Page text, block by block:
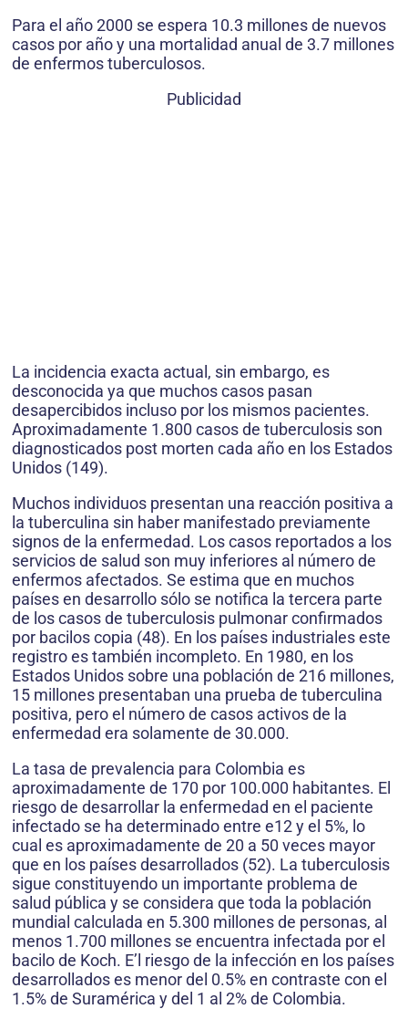
Para el año 2000 se espera 10.3 millones de nuevos
casos por año y una mortalidad anual de 3.7 millones
de enfermos tuberculosos.
Publicidad
La incidencia exacta actual, sin embargo, es
desconocida ya que muchos casos pasan
desapercibidos incluso por los mismos pacientes.
Aproximadamente 1.800 casos de tuberculosis son
diagnosticados post morten cada año en los Estados
Unidos (149).
Muchos individuos presentan una reacción positiva a
la tuberculina sin haber manifestado previamente
signos de la enfermedad. Los casos reportados a los
servicios de salud son muy inferiores al número de
enfermos afectados. Se estima que en muchos
países en desarrollo sólo se notifica la tercera parte
de los casos de tuberculosis pulmonar confirmados
por bacilos copia (48). En los países industriales este
registro es también incompleto. En 1980, en los
Estados Unidos sobre una población de 216 millones,
15 millones presentaban una prueba de tuberculina
positiva, pero el número de casos activos de la
enfermedad era solamente de 30.000.
La tasa de prevalencia para Colombia es
aproximadamente de 170 por 100.000 habitantes. El
riesgo de desarrollar la enfermedad en el paciente
infectado se ha determinado entre e12 y el 5%, lo
cual es aproximadamente de 20 a 50 veces mayor
que en los países desarrollados (52). La tuberculosis
sigue constituyendo un importante problema de
salud pública y se considera que toda la población
mundial calculada en 5.300 millones de personas, al
menos 1.700 millones se encuentra infectada por el
bacilo de Koch. E’l riesgo de la infección en los países
desarrollados es menor del 0.5% en contraste con el
1.5% de Suramérica y del 1 al 2% de Colombia.